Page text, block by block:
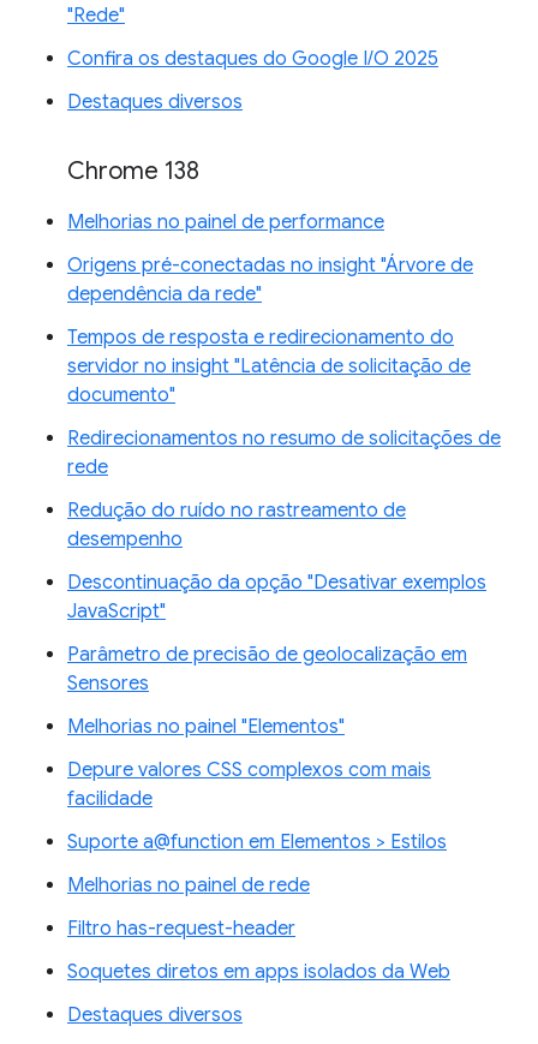
"Rede"
Confira os destaques do Google I/O 2025
Destaques diversos
Chrome 138
Melhorias no painel de performance
Origens pré-conectadas no insight "Árvore de
dependência da rede"
Tempos de resposta e redirecionamento do
servidor no insight "Latência de solicitação de
documento"
Redirecionamentos no resumo de solicitações de
rede
Redução do ruído no rastreamento de
desempenho
Descontinuação da opção "Desativar exemplos
JavaScript"
Parâmetro de precisão de geolocalização em
Sensores
Melhorias no painel "Elementos"
Depure valores CSS complexos com mais
facilidade
Suporte a@function em Elementos > Estilos
Melhorias no painel de rede
Filtro has-request-header
Soquetes diretos em apps isolados da Web
Destaques diversos